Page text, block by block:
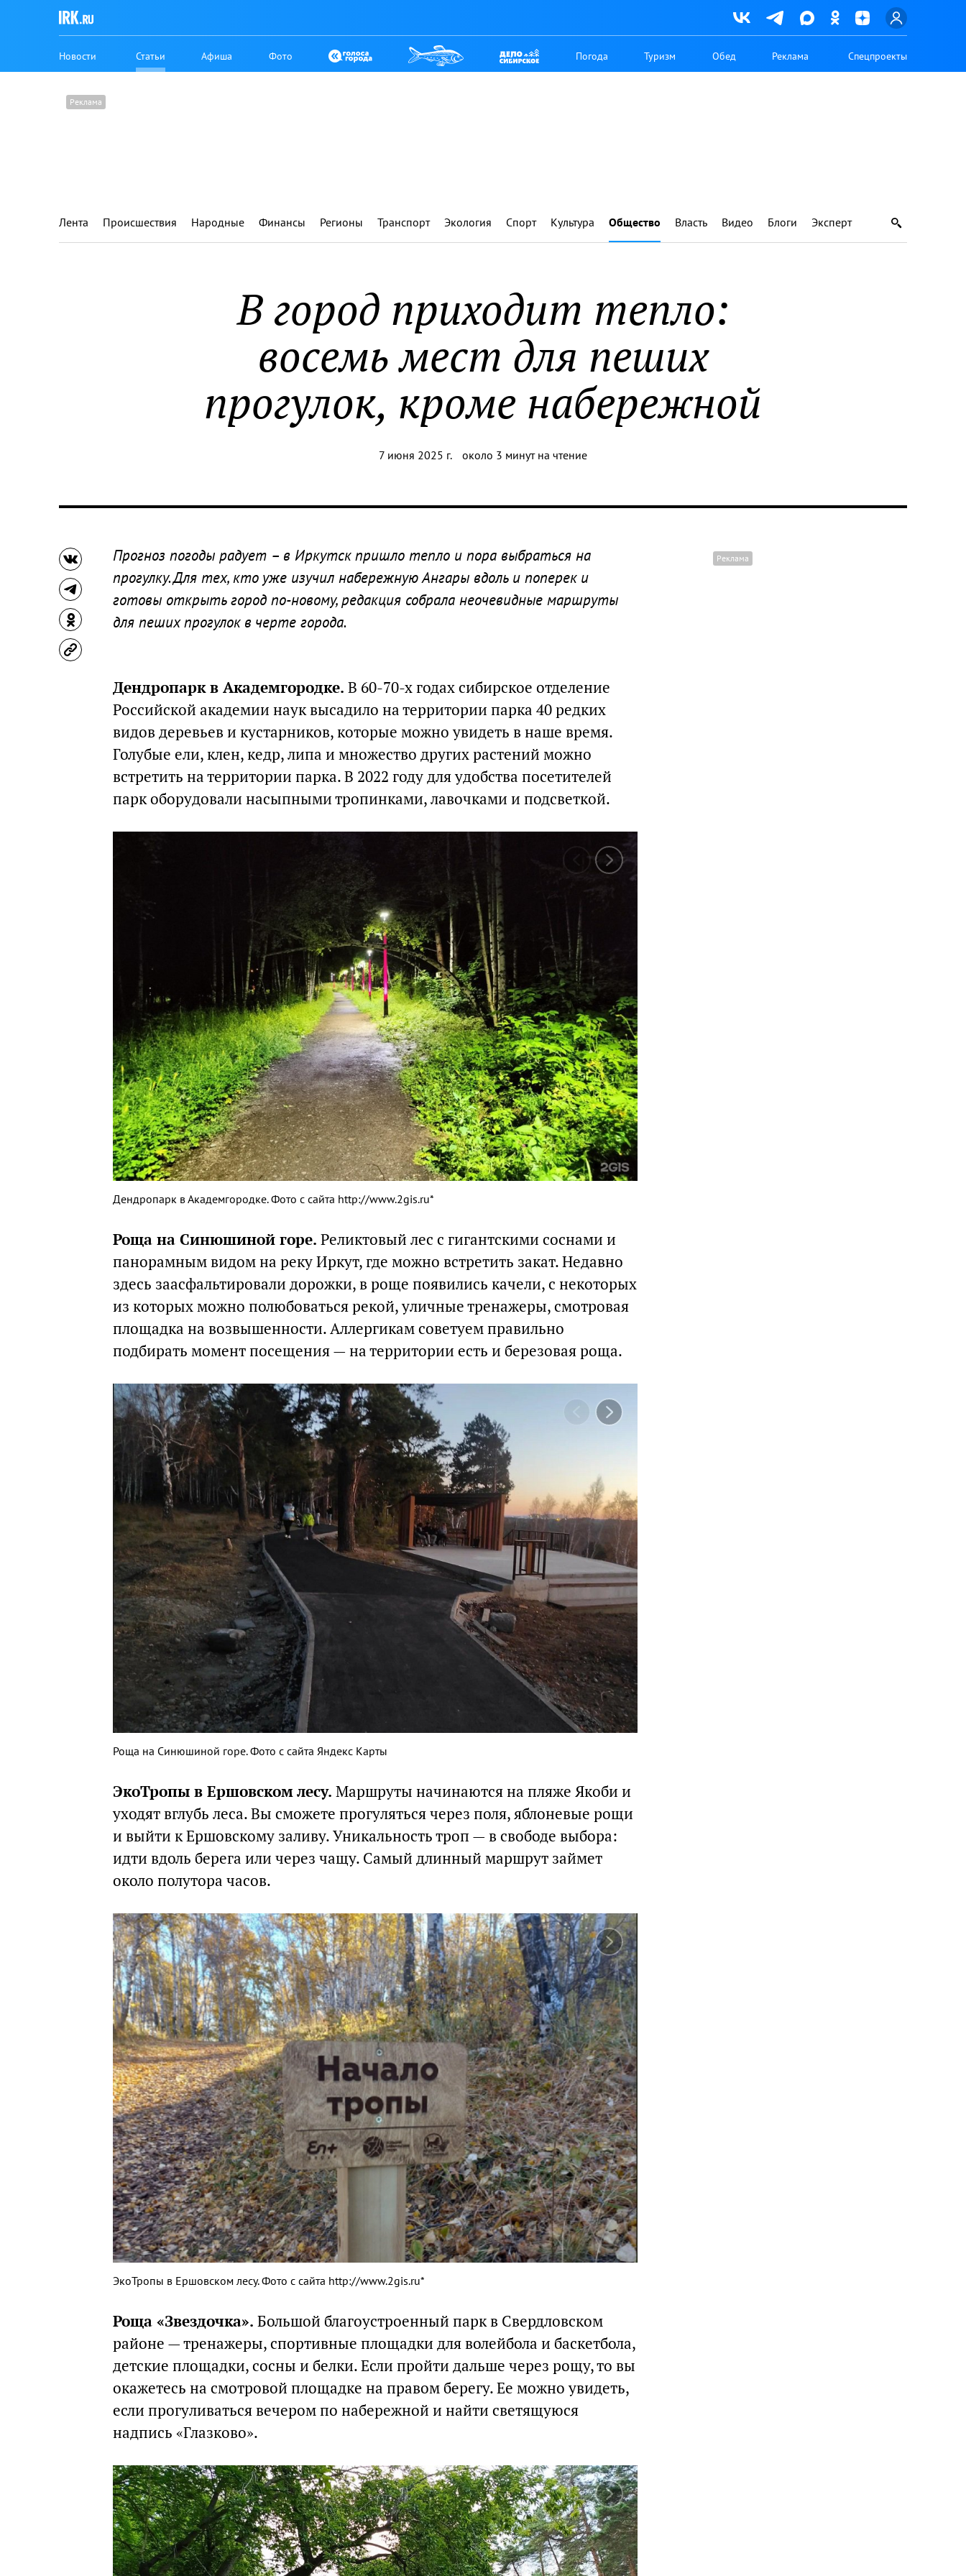
Новости Статьи Афиша Фото Погода Туризм Обед Реклама Спецпроекты
Лента Происшествия Народные Финансы Регионы Транспорт Экология Спорт Культура Общество Власть Видео Блоги Эксперт
В город приходит тепло:
восемь мест для пеших
прогулок, кроме набережной
7 июня 2025 г. около 3 минут на чтение
Прогноз погоды радует – в Иркутск пришло тепло и пора выбраться на
прогулку. Для тех, кто уже изучил набережную Ангары вдоль и поперек и
готовы открыть город по-новому, редакция собрала неочевидные маршруты
для пеших прогулок в черте города.
Дендропарк в Академгородке. В 60-70-х годах сибирское отделение
Российской академии наук высадило на территории парка 40 редких
видов деревьев и кустарников, которые можно увидеть в наше время.
Голубые ели, клен, кедр, липа и множество других растений можно
встретить на территории парка. В 2022 году для удобства посетителей
парк оборудовали насыпными тропинками, лавочками и подсветкой.
Дендропарк в Академгородке. Фото с сайта http://www.2gis.ru*
Роща на Синюшиной горе. Реликтовый лес с гигантскими соснами и
панорамным видом на реку Иркут, где можно встретить закат. Недавно
здесь заасфальтировали дорожки, в роще появились качели, с некоторых
из которых можно полюбоваться рекой, уличные тренажеры, смотровая
площадка на возвышенности. Аллергикам советуем правильно
подбирать момент посещения — на территории есть и березовая роща.
Роща на Синюшиной горе. Фото с сайта Яндекс Карты
ЭкоТропы в Ершовском лесу. Маршруты начинаются на пляже Якоби и
уходят вглубь леса. Вы сможете прогуляться через поля, яблоневые рощи
и выйти к Ершовскому заливу. Уникальность троп — в свободе выбора:
идти вдоль берега или через чащу. Самый длинный маршрут займет
около полутора часов.
ЭкоТропы в Ершовском лесу. Фото с сайта http://www.2gis.ru*
Роща «Звездочка». Большой благоустроенный парк в Свердловском
районе — тренажеры, спортивные площадки для волейбола и баскетбола,
детские площадки, сосны и белки. Если пройти дальше через рощу, то вы
окажетесь на смотровой площадке на правом берегу. Ее можно увидеть,
если прогуливаться вечером по набережной и найти светящуюся
надпись «Глазково».